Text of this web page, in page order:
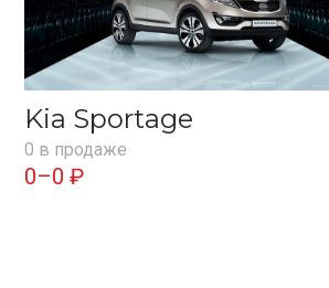
Kia Sportage
0 в продаже
0–0 ₽